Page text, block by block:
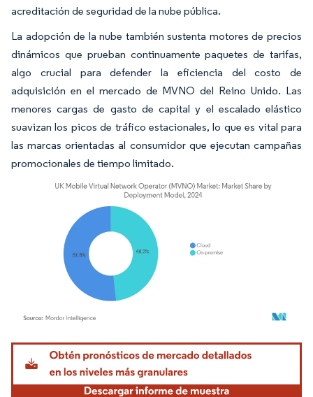
acreditación de seguridad de la nube pública.
La adopción de la nube también sustenta motores de precios
dinámicos que prueban continuamente paquetes de tarifas,
algo crucial para defender la eficiencia del costo de
adquisición en el mercado de MVNO del Reino Unido. Las
menores cargas de gasto de capital y el escalado elástico
suavizan los picos de tráfico estacionales, lo que es vital para
las marcas orientadas al consumidor que ejecutan campañas
promocionales de tiempo limitado.
Imagen © Mordor Intelligence. El uso requiere atribución según CC BY 4.0.